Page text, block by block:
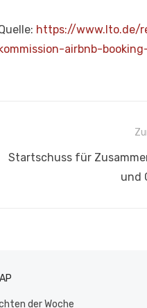
https://www.lto.de/
airbnb-
Vorheriger
Startschuss für
und
der Woche